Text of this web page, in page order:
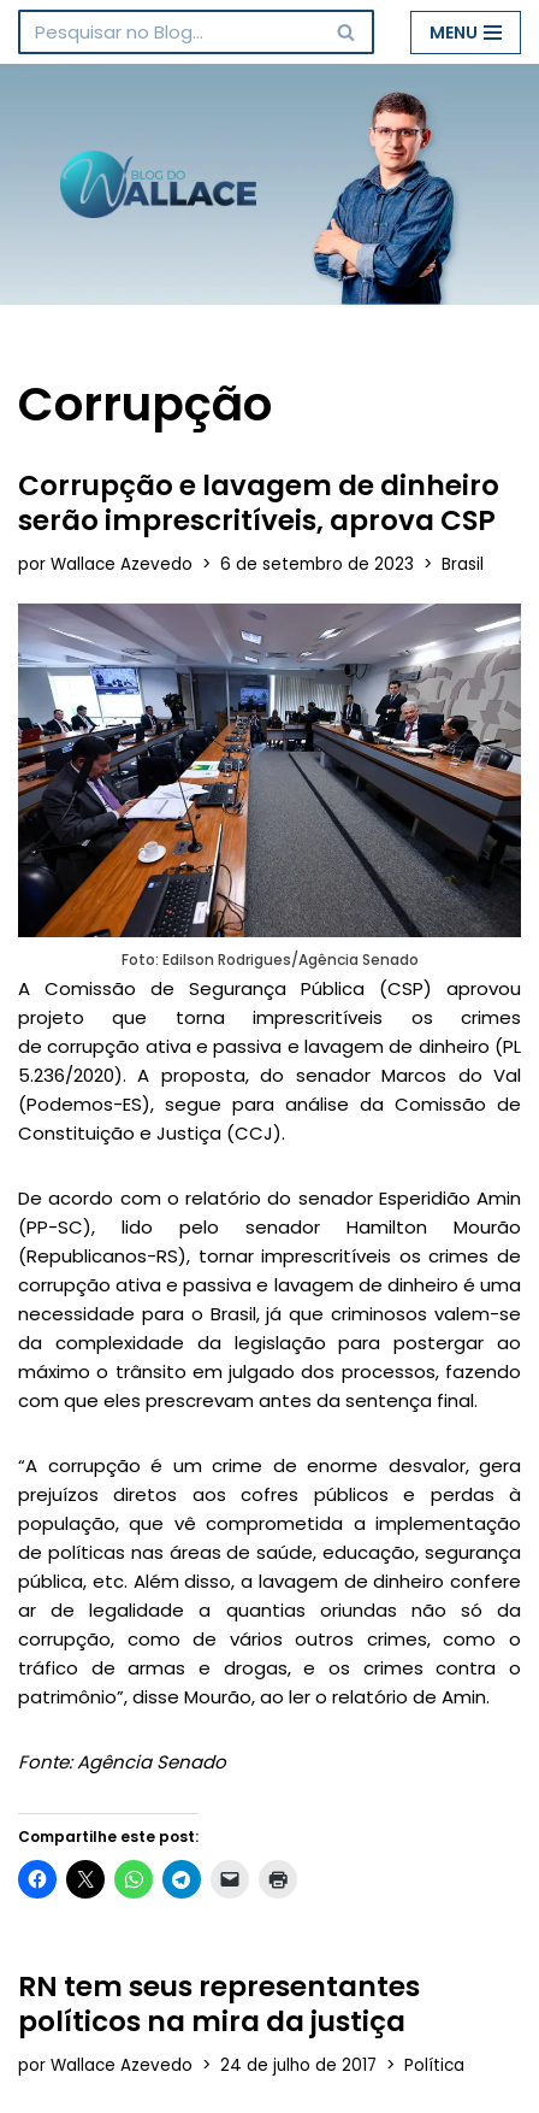
Pular
conteúdo
MENU
Corrupção
Corrupção e lavagem de dinheiro
serão imprescritíveis, aprova CSP
por Wallace Azevedo 6 de setembro de 2023 Brasil
Foto: Edilson Rodrigues/Agência Senado
A Comissão de Segurança Pública (CSP) aprovou
projeto que torna imprescritíveis os crimes
de corrupção ativa e passiva e lavagem de dinheiro (PL
5.236/2020). A proposta, do senador Marcos do Val
(Podemos-ES), segue para análise da Comissão de
Constituição e Justiça (CCJ).
De acordo com o relatório do senador Esperidião Amin
(PP-SC), lido pelo senador Hamilton Mourão
(Republicanos-RS), tornar imprescritíveis os crimes de
corrupção ativa e passiva e lavagem de dinheiro é uma
necessidade para o Brasil, já que criminosos valem-se
da complexidade da legislação para postergar ao
máximo o trânsito em julgado dos processos, fazendo
com que eles prescrevam antes da sentença final.
“A corrupção é um crime de enorme desvalor, gera
prejuízos diretos aos cofres públicos e perdas à
população, que vê comprometida a implementação
de políticas nas áreas de saúde, educação, segurança
pública, etc. Além disso, a lavagem de dinheiro confere
ar de legalidade a quantias oriundas não só da
corrupção, como de vários outros crimes, como o
tráfico de armas e drogas, e os crimes contra o
patrimônio”, disse Mourão, ao ler o relatório de Amin.
Fonte: Agência Senado
Compartilhe este post:
RN tem seus representantes
políticos na mira da justiça
por Wallace Azevedo 24 de julho de 2017 Política